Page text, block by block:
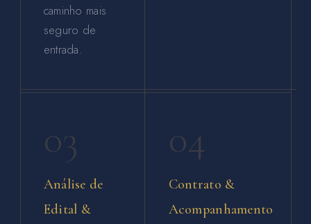
caminho mais
seguro de
entrada.
03
Análise de
Edital &
04
Contrato &
Acompanhamento